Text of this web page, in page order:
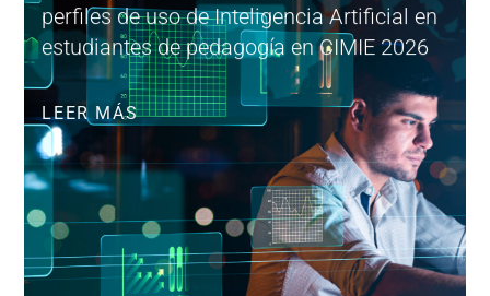
perfiles de uso de Inteligencia Artificial en
estudiantes de pedagogía en CIMIE 2026
LEER MÁS